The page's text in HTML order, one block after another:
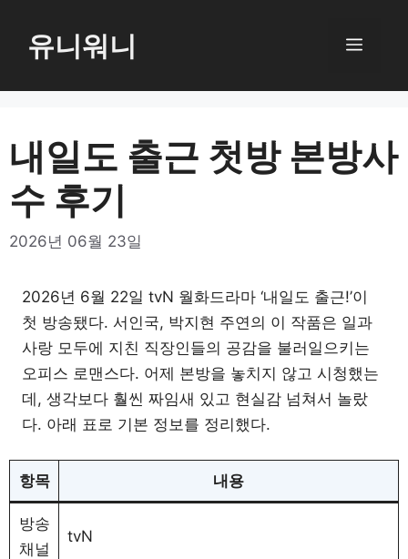
로
너
뛰
기
유니워니 메
내일도 출근 첫방 본방사
수 후기
2026년 06월 23일
2026년 6월 22일 tvN 월화드라마 ‘내일도 출근!’이
첫 방송됐다. 서인국, 박지현 주연의 이 작품은 일과
사랑 모두에 지친 직장인들의 공감을 불러일으키는
오피스 로맨스다. 어제 본방을 놓치지 않고 시청했는
데, 생각보다 훨씬 짜임새 있고 현실감 넘쳐서 놀랐
다. 아래 표로 기본 정보를 정리했다.
항목 내용
방송
채널
tvN